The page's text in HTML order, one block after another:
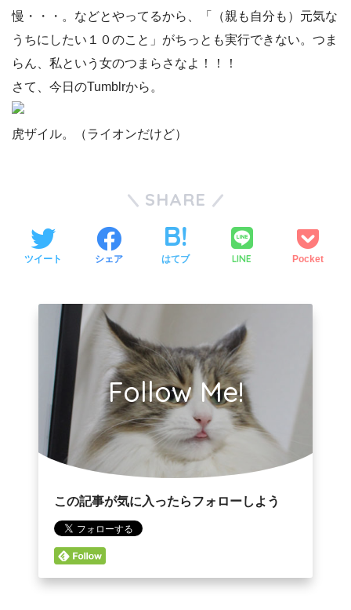
慢・・・。などとやってるから、「（親も自分も）元気な
うちにしたい１０のこと」がちっとも実行できない。つま
らん、私という女のつまらさなよ！！！
さて、今日のTumblrから。
虎ザイル。（ライオンだけど）
SHARE
ツイート シェア はてブ LINE Pocket
Follow Me!
この記事が気に入ったらフォローしよう